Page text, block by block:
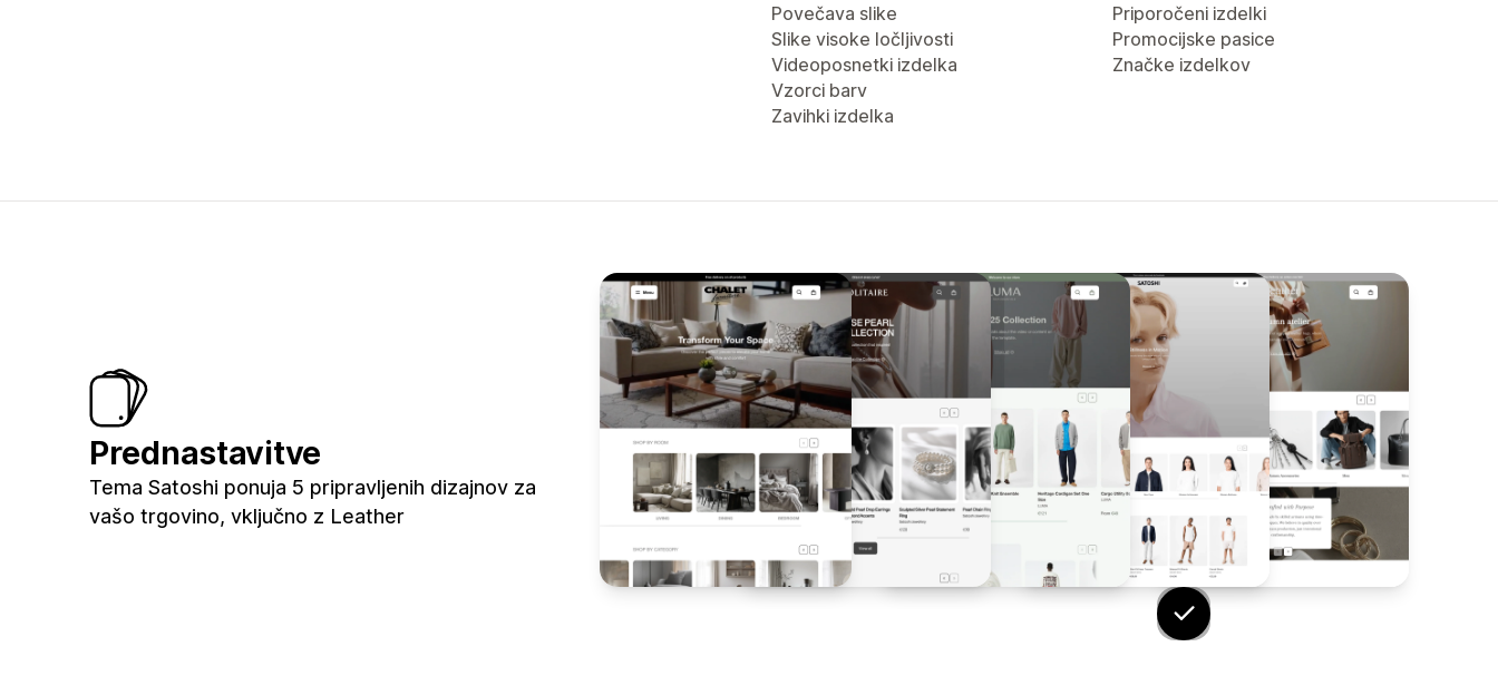
Povečava slike
Slike visoke ločljivosti
Videoposnetki izdelka
Vzorci barv
Zavihki izdelka
Priporočeni izdelki
Promocijske pasice
Značke izdelkov
Prednastavitve
Tema Satoshi ponuja 5 pripravljenih dizajnov za
vašo trgovino, vključno z Leather